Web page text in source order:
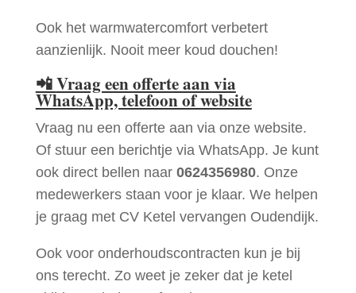
Ook het warmwatercomfort verbetert
aanzienlijk. Nooit meer koud douchen!
📲Vraag een offerte aan via
WhatsApp, telefoon of website
Vraag nu een offerte aan via onze website.
Of stuur een berichtje via WhatsApp. Je kunt
ook direct bellen naar 0624356980. Onze
medewerkers staan voor je klaar. We helpen
je graag met CV Ketel vervangen Oudendijk.
Ook voor onderhoudscontracten kun je bij
ons terecht. Zo weet je zeker dat je ketel